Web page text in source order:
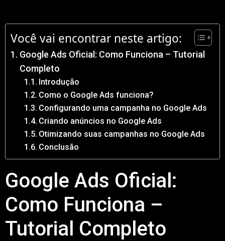
Você vai encontrar neste artigo:
Google Ads Oficial: Como Funciona – Tutorial
Completo
Introdução
Como o Google Ads funciona?
Configurando uma campanha no Google Ads
Criando anúncios no Google Ads
Otimizando suas campanhas no Google Ads
Conclusão
Google Ads Oficial:
Como Funciona –
Tutorial Completo